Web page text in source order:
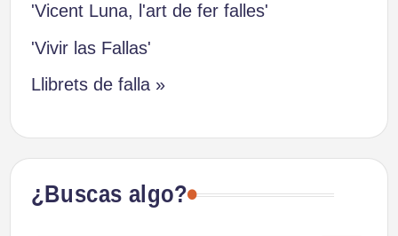
'Vicent Luna, l'art de fer falles'
'Vivir las Fallas'
Llibrets de falla »
¿Buscas algo?